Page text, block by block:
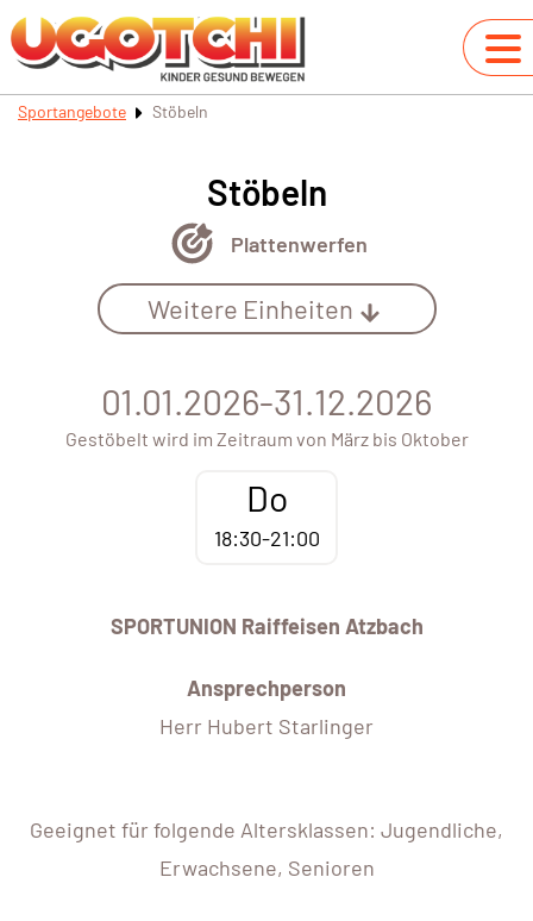
Sportangebote Stöbeln
Stöbeln
Plattenwerfen
Weitere Einheiten
01.01.2026-31.12.2026
Gestöbelt wird im Zeitraum von März bis Oktober
Do
18:30-21:00
SPORTUNION Raiffeisen Atzbach
Ansprechperson
Herr Hubert Starlinger
Geeignet für folgende Altersklassen: Jugendliche,
Erwachsene, Senioren